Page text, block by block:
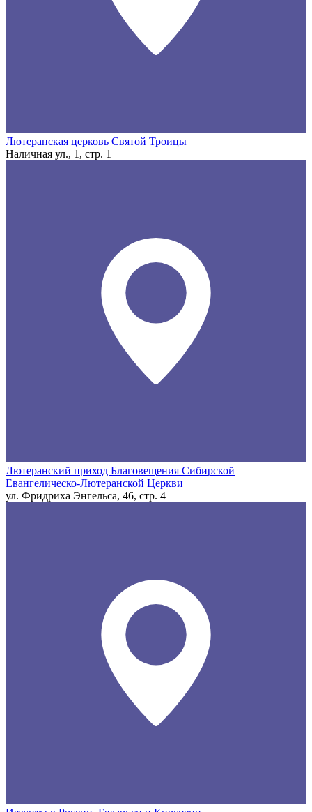
Лютеранская церковь Святой Троицы
Наличная ул., 1, стр. 1
Лютеранский приход Благовещения Сибирской
Евангелическо-Лютеранской Церкви
ул. Фридриха Энгельса, 46, стр. 4